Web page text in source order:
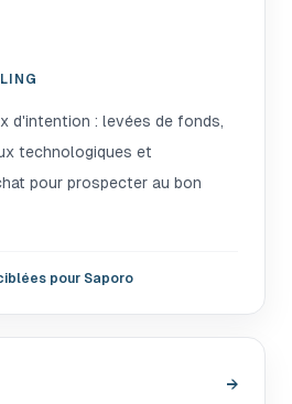
d'intention : levées de fonds,
technologiques et
pour prospecter au bon
pour Saporo
→